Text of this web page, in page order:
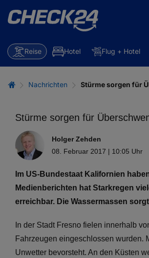
Reise Hotel Flug + Hotel
Nachrichten Stürme sorgen für
Stürme sorgen für
Holger Zehden
08. Februar 2017 | 10:05 Uhr
Im US-Bundestaat Kalifornien
Medienberichten hat Starkregen
erreichbar. Die Wassermassen
In der Stadt Fresno fielen innerhalb
Fahrzeugen eingeschlossen wurden.
Unwetter bevorsteht. An den Küsten